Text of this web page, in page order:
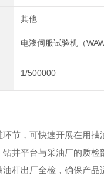
其他
电液伺服试验机（WAW
1/500000
节，可快速开展在用抽
井平台与采油厂的质检
杆出厂全检，确保产品